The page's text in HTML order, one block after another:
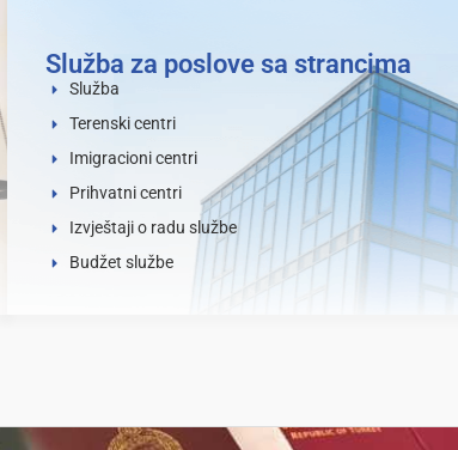
Služba za poslove sa strancima
Služba
Terenski centri
Imigracioni centri
Prihvatni centri
Izvještaji o radu službe
Budžet službe